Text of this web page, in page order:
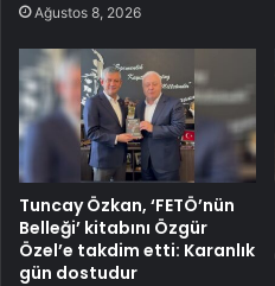
Ağustos 8, 2026
Tuncay Özkan, ‘FETÖ’nün
Belleği’ kitabını Özgür
Özel’e takdim etti: Karanlık
gün dostudur